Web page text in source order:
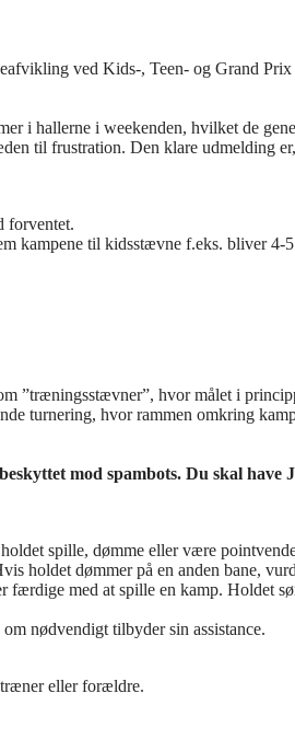
ved Kids-, Teen- og Grand
i hallerne i weekenden, hvilket de
til frustration. Den klare udmelding
forventet.
kampene til kidsstævne f.eks. bliver
”træningsstævner”, hvor målet i
turnering, hvor rammen omkring
mod spambots. Du skal
spille, dømme eller være
holdet dømmer på en anden bane,
færdige med at spille en kamp. Holdet
nødvendigt tilbyder sin assistance.
træner eller forældre.